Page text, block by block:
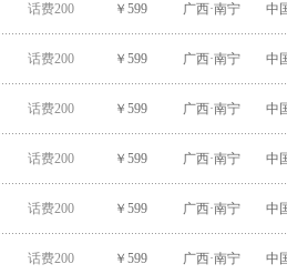
话费200 ￥599 广西·南宁 中
话费200 ￥599 广西·南宁 中
话费200 ￥599 广西·南宁 中
话费200 ￥599 广西·南宁 中
话费200 ￥599 广西·南宁 中
话费200 ￥599 广西·南宁 中